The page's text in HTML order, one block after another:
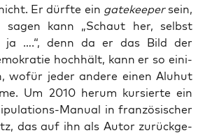
Er dürf­te ein gate­kee­persein,
kann „Schaut her, selbst
ja ….“, denn da er das Bild der
hoch­hält, kann er so eini­
wofür jeder ande­re einen Alu­hut
Um 2010 her­um kur­sier­te ein
Manu­al in fran­zö­si­scher
das auf ihn als Autor zurück­ge­